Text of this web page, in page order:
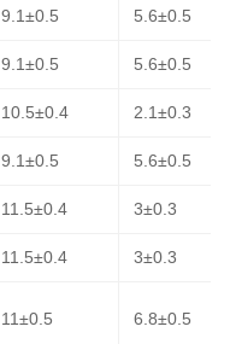
9.1±0.5 5.6±0.5
9.1±0.5 5.6±0.5
10.5±0.4 2.1±0.3
9.1±0.5 5.6±0.5
11.5±0.4 3±0.3
11.5±0.4 3±0.3
11±0.5 6.8±0.5